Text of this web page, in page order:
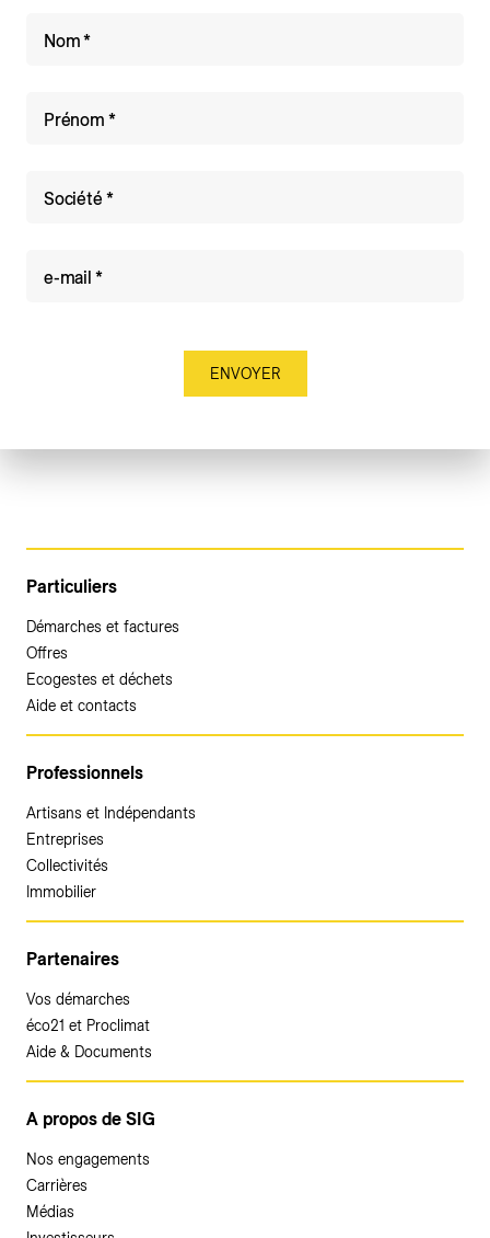
Nom
Prénom
Société
e-mail
Particuliers
Démarches et factures
Offres
Ecogestes et déchets
Aide et contacts
Professionnels
Artisans et Indépendants
Entreprises
Collectivités
Immobilier
Partenaires
Vos démarches
éco21 et Proclimat
Aide & Documents
A propos de SIG
Nos engagements
Carrières
Médias